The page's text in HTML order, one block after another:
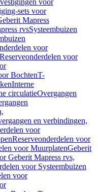
voor
sets voor
Mapress
rvsSysteembuizen
voor
Reserveonderdelen voor
BochtenT-
Interne
circulatieOvergangen
en verbindingen,
voor
Reserveonderdelen voor
voor MuurplatenGeberit
Geberit Mapress rvs,
voor Systeembuizen
voor